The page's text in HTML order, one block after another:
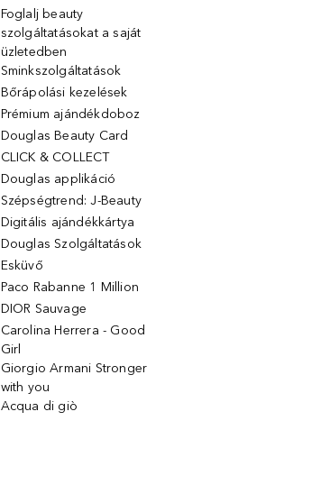
Foglalj beauty
szolgáltatásokat a saját
üzletedben
Sminkszolgáltatások
Bőrápolási kezelések
Prémium ajándékdoboz
Douglas Beauty Card
CLICK & COLLECT
Douglas applikáció
Szépségtrend: J-Beauty
Digitális ajándékkártya
Douglas Szolgáltatások
Esküvő
Paco Rabanne 1 Million
DIOR Sauvage
Carolina Herrera - Good
Girl
Giorgio Armani Stronger
with you
Acqua di giò